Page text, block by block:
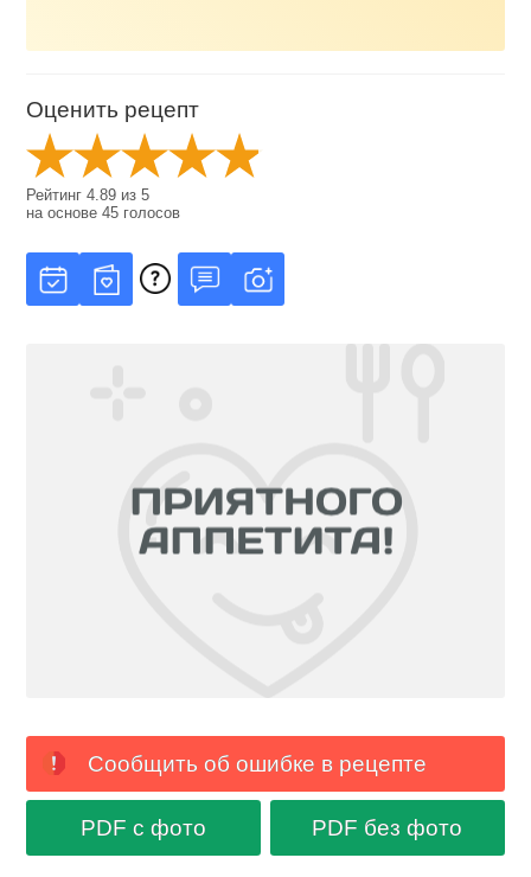
Оценить рецепт
Рейтинг4.89 из5
на основе45 голосов
Сообщить об ошибке в рецепте
PDF с фото PDF без фото